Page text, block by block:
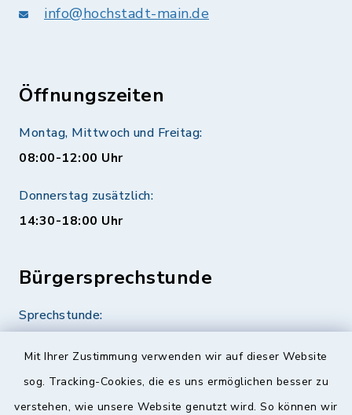
Mit Ihrer Zustimmung verwenden wir auf dieser Website
sog. Tracking-Cookies, die es uns ermöglichen besser zu
verstehen, wie unsere Website genutzt wird. So können wir
info@hochstadt-main.de
Öffnungszeiten
Montag, Mittwoch und Freitag:
08:00-12:00 Uhr
Donnerstag zusätzlich:
14:30-18:00 Uhr
Bürgersprechstunde
Sprechstunde: